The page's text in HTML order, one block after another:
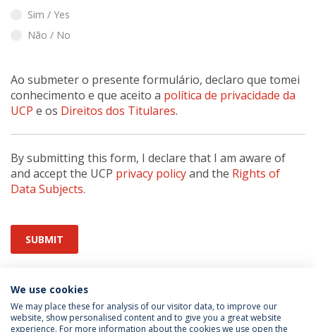
Sim / Yes
Não / No
Ao submeter o presente formulário, declaro que tomei
conhecimento e que aceito a política de privacidade da
UCP e os Direitos dos Titulares.
By submitting this form, I declare that I am aware of
and accept the UCP privacy policyand the Rights of
Data Subjects.
SUBMIT
We use cookies
We may place these for analysis of our visitor data, to improve our
website, show personalised content and to give you a great website
experience. For more information about the cookies we use open the